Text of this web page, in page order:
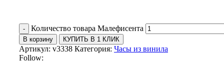
Количество товара Малефисента
В корзину КУПИТЬ В 1 КЛИК
Артикул: v3338 Категория: Часы из винила
Follow: